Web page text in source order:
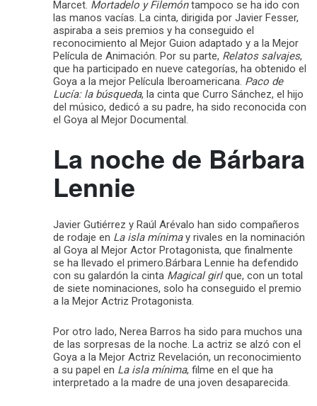
Marcet. Mortadelo y Filemóntampoco se ha ido con
las manos vacías. La cinta, dirigida por Javier Fesser,
aspiraba a seis premios y ha conseguido el
reconocimiento al Mejor Guion adaptado y a la Mejor
Película de Animación. Por su parte, Relatos salvajes,
que ha participado en nueve categorías, ha obtenido el
Goya a la mejor Película Iberoamericana. Paco de
Lucía: la búsqueda, la cinta que Curro Sánchez, el hijo
del músico, dedicó a su padre, ha sido reconocida con
el Goya al Mejor Documental.
La noche de Bárbara
Lennie
Javier Gutiérrez y Raúl Arévalo han sido compañeros
de rodaje en La isla mínimay rivales en la nominación
al Goya al Mejor Actor Protagonista, que finalmente
se ha llevado el primero.Bárbara Lennie ha defendido
con su galardón la cinta Magical girlque, con un total
de siete nominaciones, solo ha conseguido el premio
a la Mejor Actriz Protagonista.
Por otro lado, Nerea Barros ha sido para muchos una
de las sorpresas de la noche. La actriz se alzó con el
Goya a la Mejor Actriz Revelación, un reconocimiento
a su papel en La isla mínima, filme en el que ha
interpretado a la madre de una joven desaparecida.